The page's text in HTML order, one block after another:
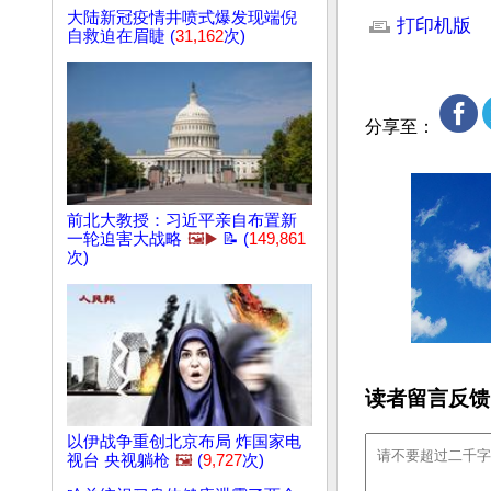
大陆新冠疫情井喷式爆发现端倪
自救迫在眉睫 (31,162次)
前北大教授：习近平亲自布置新
一轮迫害大战略 🖼️▶️ 📝 (149,861
次)
以伊战争重创北京布局 炸国家电
视台 央视躺枪 🖼️ (9,727次)
打印机版
分享至：
读者留言反